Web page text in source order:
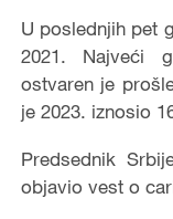
U poslednjih pet
2021. Najveći
ostvaren je
je 2023. iznosio
Predsednik
objavio vest o